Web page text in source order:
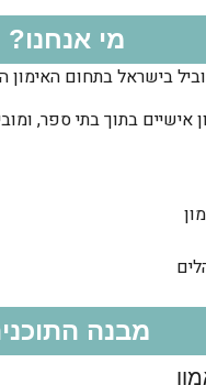
מי אנחנו?
בישראל בתחום האימון
מבנה